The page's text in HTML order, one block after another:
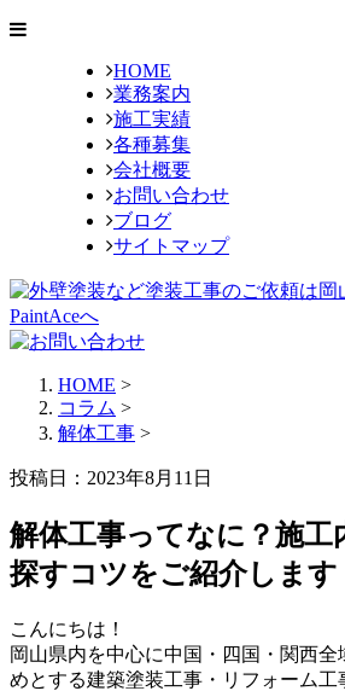
HOME
業務案内
施工実績
各種募集
会社概要
お問い合わせ
ブログ
サイトマップ
HOME >
コラム >
解体工事 >
投稿日：2023年8月11日
解体工事ってなに？施工
探すコツをご紹介します
こんにちは！
岡山県内を中心に中国・四国・関西全
めとする建築塗装工事・リフォーム